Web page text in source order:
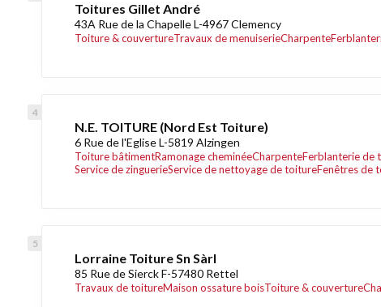
Toitures Gillet André
43A Rue de la Chapelle L-4967 Clemency
Toiture & couvertureTravaux de menuiserieCharpente
N.E. TOITURE (Nord Est Toiture)
6 Rue de l'Eglise L-5819 Alzingen
Toiture bâtimentRamonage cheminéeCharpenteFerblanterie de
Service de zinguerieService de nettoyage de toitureFenêtres de
Lorraine Toiture Sn Sàrl
85 Rue de Sierck F-57480 Rettel
Travaux de toitureMaison ossature boisToiture & couverture